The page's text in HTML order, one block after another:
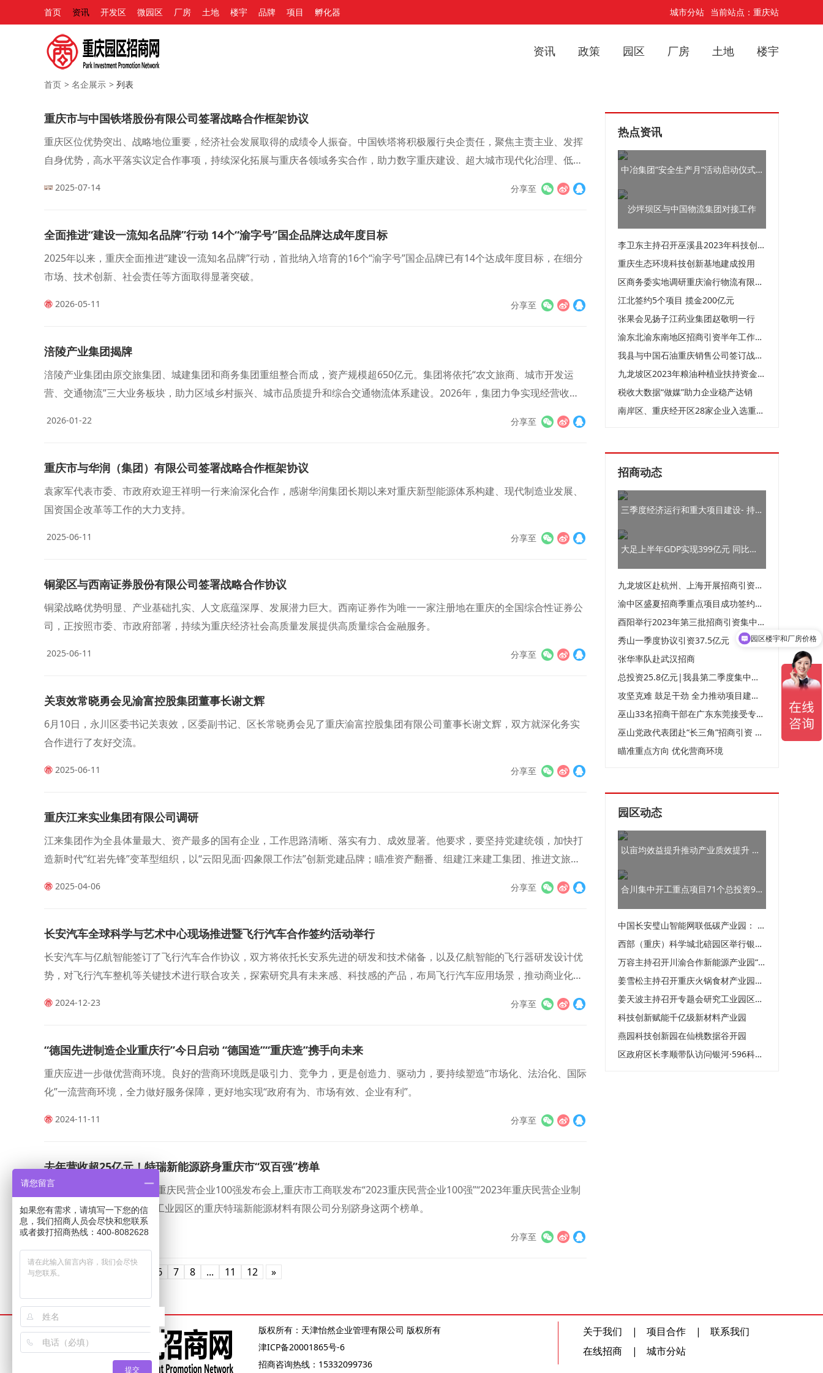
首页 资讯 开发区 微园区 厂房 土地 楼宇 品牌 项目 孵化器 城市分站 当前站点：重庆站
资讯 政策 园区 厂房 土地 楼宇
首页 > 名企展示 > 列表
重庆市与中国铁塔股份有限公司签署战略合作框架协议
重庆区位优势突出、战略地位重要，经济社会发展取得的成绩令人振奋。中国铁塔将积极履行央企责任，聚焦主责主业、发挥
自身优势，高水平落实议定合作事项，持续深化拓展与重庆各领域务实合作，助力数字重庆建设、超大城市现代化治理、低空
2025-07-14 分享至
全面推进“建设一流知名品牌”行动 14个“渝字号”国企品牌达成年度目标
2025年以来，重庆全面推进“建设一流知名品牌”行动，首批纳入培育的16个“渝字号”国企品牌已有14个达成年度目标，在细分
市场、技术创新、社会责任等方面取得显著突破。
2026-05-11 分享至
涪陵产业集团揭牌
涪陵产业集团由原交旅集团、城建集团和商务集团重组整合而成，资产规模超650亿元。集团将依托“农文旅商、城市开发运
营、交通物流”三大业务板块，助力区域乡村振兴、城市品质提升和综合交通物流体系建设。2026年，集团力争实现经营收入
2026-01-22 分享至
重庆市与华润（集团）有限公司签署战略合作框架协议
袁家军代表市委、市政府欢迎王祥明一行来渝深化合作，感谢华润集团长期以来对重庆新型能源体系构建、现代制造业发展、
国资国企改革等工作的大力支持。
2025-06-11 分享至
铜梁区与西南证券股份有限公司签署战略合作协议
铜梁战略优势明显、产业基础扎实、人文底蕴深厚、发展潜力巨大。西南证券作为唯一一家注册地在重庆的全国综合性证券公
司，正按照市委、市政府部署，持续为重庆经济社会高质量发展提供高质量综合金融服务。
2025-06-11 分享至
关衷效常晓勇会见渝富控股集团董事长谢文辉
6月10日，永川区委书记关衷效，区委副书记、区长常晓勇会见了重庆渝富控股集团有限公司董事长谢文辉，双方就深化务实
合作进行了友好交流。
2025-06-11 分享至
重庆江来实业集团有限公司调研
江来集团作为全县体量最大、资产最多的国有企业，工作思路清晰、落实有力、成效显著。他要求，要坚持党建统领，加快打
造新时代“红岩先锋”变革型组织，以“云阳见面·四象限工作法”创新党建品牌；瞄准资产翻番、组建江来建工集团、推进文旅资
2025-04-06 分享至
长安汽车全球科学与艺术中心现场推进暨飞行汽车合作签约活动举行
长安汽车与亿航智能签订了飞行汽车合作协议，双方将依托长安系先进的研发和技术储备，以及亿航智能的飞行器研发设计优
势，对飞行汽车整机等关键技术进行联合攻关，探索研究具有未来感、科技感的产品，布局飞行汽车应用场景，推动商业化进
2024-12-23 分享至
“德国先进制造企业重庆行”今日启动 “德国造”“重庆造”携手向未来
重庆应进一步做优营商环境。良好的营商环境既是吸引力、竞争力，更是创造力、驱动力，要持续塑造“市场化、法治化、国际
化”一流营商环境，全力做好服务保障，更好地实现“政府有为、市场有效、企业有利”。
2024-11-11 分享至
去年营收超25亿元！特瑞新能源跻身重庆市“双百强”榜单
在10月17日召开的2023年重庆民营企业100强发布会上,重庆市工商联发布“2023重庆民营企业100强”“2023年重庆民营企业制
造业100强”榜单,落户忠县工业园区的重庆特瑞新能源材料有限公司分别跻身这两个榜单。
2023-10-18 分享至
« 6 7 8 ... 11 12 »
热点资讯
中冶集团“安全生产月”活动启动仪式在江龙高速复兴长江大桥举行
沙坪坝区与中国物流集团对接工作
李卫东主持召开巫溪县2023年科技创新和人才工作会议
重庆生态环境科技创新基地建成投用
区商务委实地调研重庆渝行物流有限公司
江北签约5个项目 揽金200亿元
张果会见扬子江药业集团赵敬明一行
渝东北渝东南地区招商引资半年工作会在我县召开
我县与中国石油重庆销售公司签订战略合作协议
九龙坡区2023年粮油种植业扶持资金申报工作方案
税收大数据“做媒”助力企业稳产达销
南岸区、重庆经开区28家企业入选重庆市创新型中小企业名单
招商动态
三季度经济运行和重大项目建设- 持续扩大有效投资
大足上半年GDP实现399亿元 同比增长5.6%，增速列全市前列
九龙坡区赴杭州、上海开展招商引资工作
渝中区盛夏招商季重点项目成功签约落地
酉阳举行2023年第三批招商引资集中签约暨重点项目集中开工仪式
秀山一季度协议引资37.5亿元
张华率队赴武汉招商
总投资25.8亿元|我县第二季度集中开工15个重点项目
攻坚克难 鼓足干劲 全力推动项目建设“加速跑”
巫山33名招商干部在广东东莞接受专题培训
巫山党政代表团赴“长三角”招商引资 推动产业对接
瞄准重点方向 优化营商环境
园区动态
以亩均效益提升推动产业质效提升 着力打造集群式健康食品产业园
合川集中开工重点项目71个总投资99.5亿元
中国长安璧山智能网联低碳产业园： 洒水喷雾送清凉 “零碳园区”建设忙
西部（重庆）科学城北碚园区举行银企对接座谈会
万容主持召开川渝合作新能源产业园“一号项目”推进调度会
姜雪松主持召开重庆火锅食材产业园建设工作推进会
姜天波主持召开专题会研究工业园区高质量发展工作
科技创新赋能千亿级新材料产业园
燕园科技创新园在仙桃数据谷开园
区政府区长李顺带队访问银河·596科技园
关于我们 | 项目合作 |
联系我们
在线招商
| 城市分站
版权所有：天津怡然企业管理有限公司 版权所有
津ICP备20001865号-6
招商咨询热线： 15332099736
园区楼宇和厂房价格
请您留言
如果您有需求，请填写一下您的信
息，我们招商人员会尽快和您联系
或者拨打招商热线：400-8082628
提交